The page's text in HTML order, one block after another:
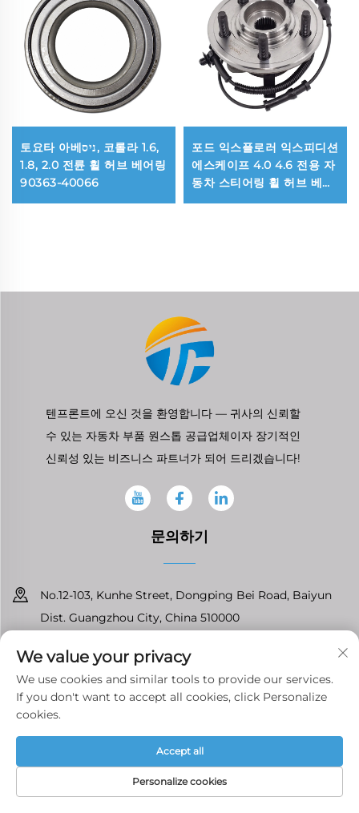
토요타 아베ניס, 코롤라 1.6,
1.8, 2.0 전륜 휠 허브 베어링
90363-40066
포드 익스플로러 익스피디션
에스케이프 4.0 4.6 전용 자
동차 스티어링 휠 허브 베어
텐프론트에 오신 것을 환영합니다 — 귀사의 신뢰할
수 있는 자동차 부품 원스톱 공급업체이자 장기적인
신뢰성 있는 비즈니스 파트너가 되어 드리겠습니다!
문의하기
No.12-103, Kunhe Street, Dongping Bei Road, Baiyun
Dist. Guangzhou City, China 510000
+86-13826296061
[email protected]
Copyright © 광저우 Tenfront 오토파츠 유한회사 모든 권리 보유
정보 처리방침
We value your privacy
We use cookies and similar tools to provide our services.
If you don't want to accept all cookies, click Personalize
cookies.
Personalize cookies
Accept all